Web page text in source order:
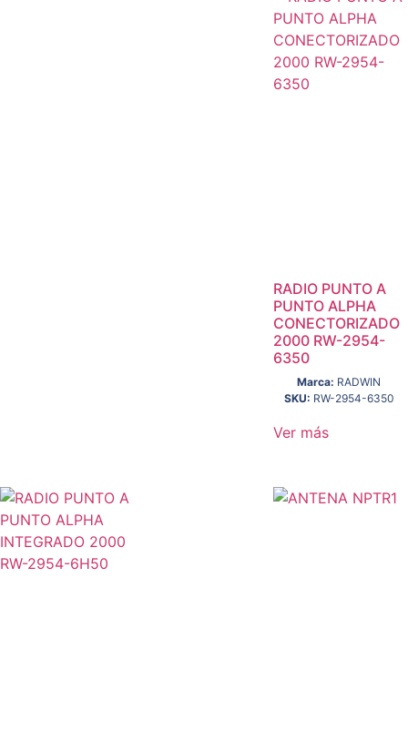
RADIO PUNTO A
PUNTO ALPHA
CONECTORIZADO
2000 RW-2954-
6350
Marca: RADWIN
SKU: RW-2954-6350
Ver más